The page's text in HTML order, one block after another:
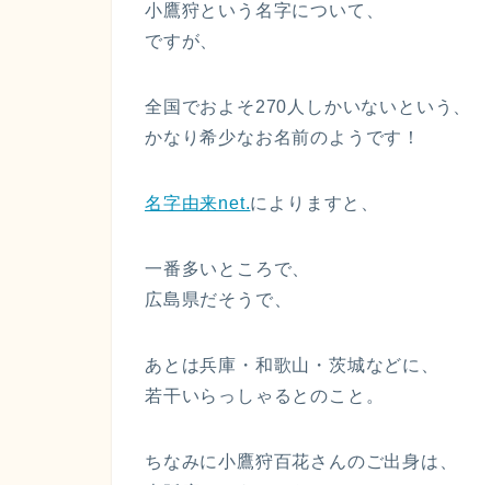
小鷹狩という名字について、
ですが、
全国でおよそ270人しかいないという、
かなり希少なお名前のようです！
名字由来net.によりますと、
一番多いところで、
広島県だそうで、
あとは兵庫・和歌山・茨城などに、
若干いらっしゃるとのこと。
ちなみに小鷹狩百花さんのご出身は、